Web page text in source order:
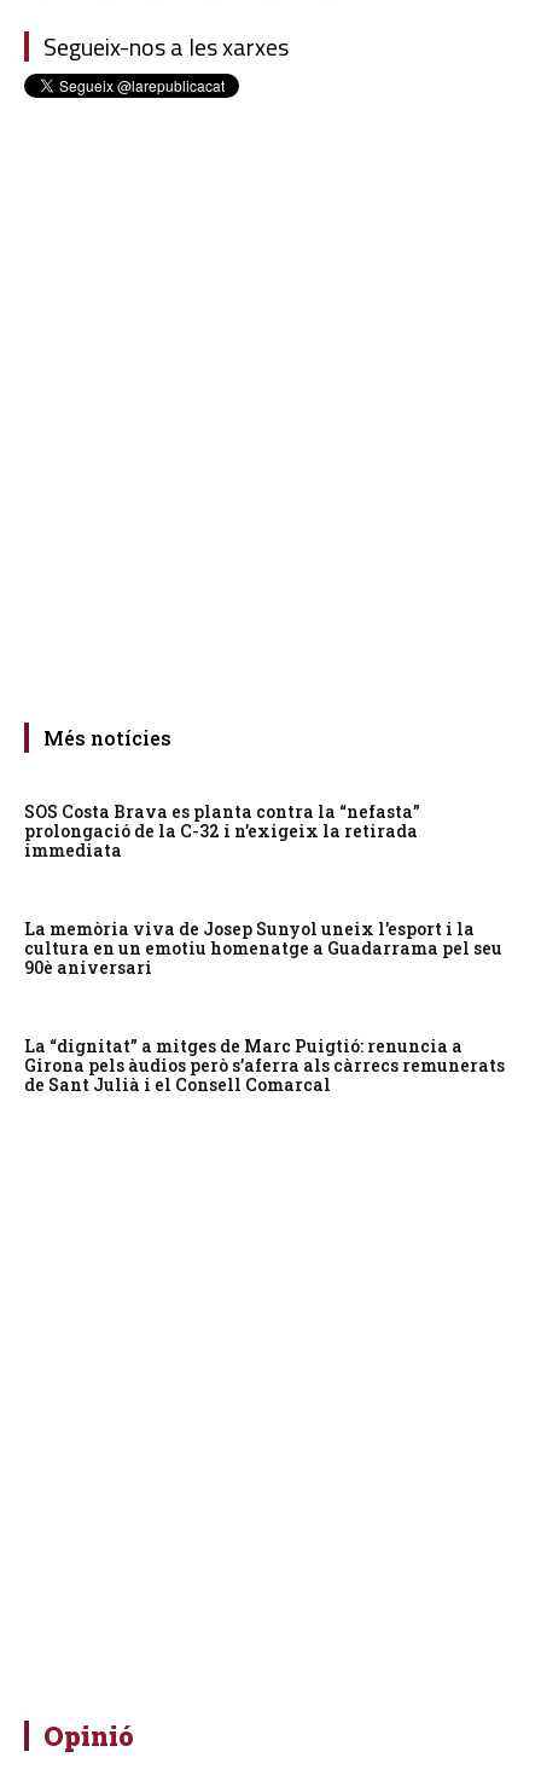
Segueix-nos a les xarxes
Més notícies
SOS Costa Brava es planta contra la “nefasta”
prolongació de la C-32 i n’exigeix la retirada
immediata
La memòria viva de Josep Sunyol uneix l’esport i la
cultura en un emotiu homenatge a Guadarrama pel seu
90è aniversari
La “dignitat” a mitges de Marc Puigtió: renuncia a
Girona pels àudios però s’aferra als càrrecs remunerats
de Sant Julià i el Consell Comarcal
Opinió